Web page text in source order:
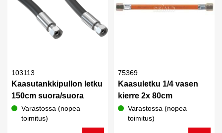
103113
Kaasutankkipullon letku
150cm suora/suora
Varastossa (nopea
toimitus)
75369
Kaasuletku 1/4 vasen
kierre 2x 80cm
Varastossa (nopea
toimitus)